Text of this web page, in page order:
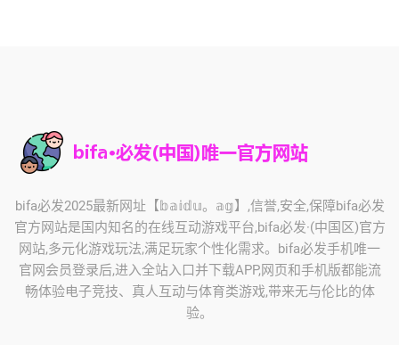
bifa必发2025最新网址【𝕓𝕒𝕚𝕕𝕦。𝕒𝕘】,信誉,安全,保障bifa必发
官方网站是国内知名的在线互动游戏平台,bifa必发·(中国区)官方
网站,多元化游戏玩法,满足玩家个性化需求。bifa必发手机唯一
官网会员登录后,进入全站入口并下载APP,网页和手机版都能流
畅体验电子竞技、真人互动与体育类游戏,带来无与伦比的体
验。